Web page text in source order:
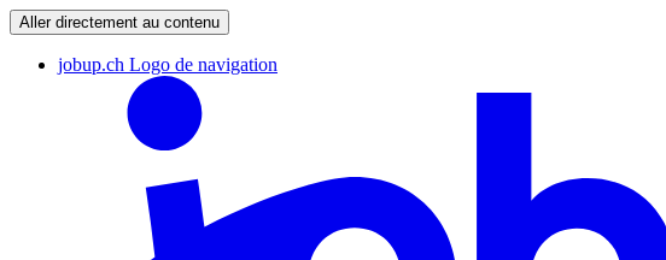
Aller directement au contenu
jobup.ch Logo de navigation